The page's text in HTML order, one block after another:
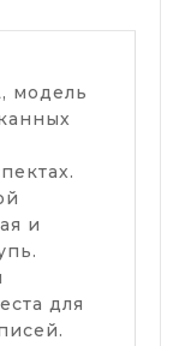
модель
и
для